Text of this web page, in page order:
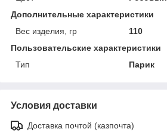
Дополнительные характеристики
Вес изделия, гр
110
Пользовательские характеристики
Тип
Парик
Условия доставки
Доставка почтой (казпочта)